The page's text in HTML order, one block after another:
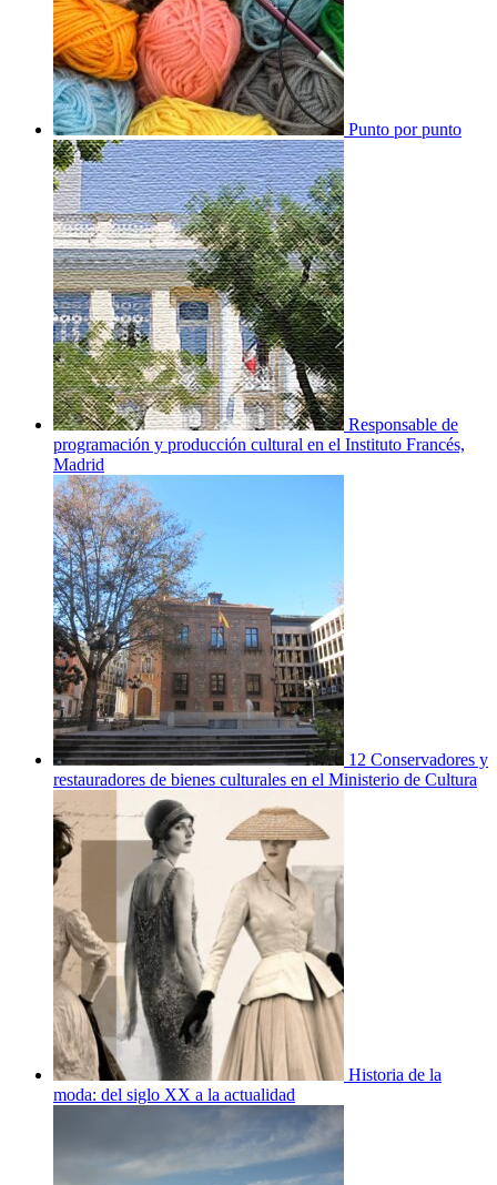
Punto por punto
Responsable de
programación y producción cultural en el Instituto Francés,
Madrid
12 Conservadores y
restauradores de bienes culturales en el Ministerio de Cultura
Historia de la
moda: del siglo XX a la actualidad